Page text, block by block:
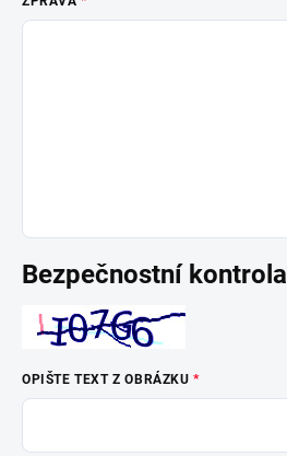
Bezpečnostní kontrola
OPIŠTE TEXT Z OBRÁZKU